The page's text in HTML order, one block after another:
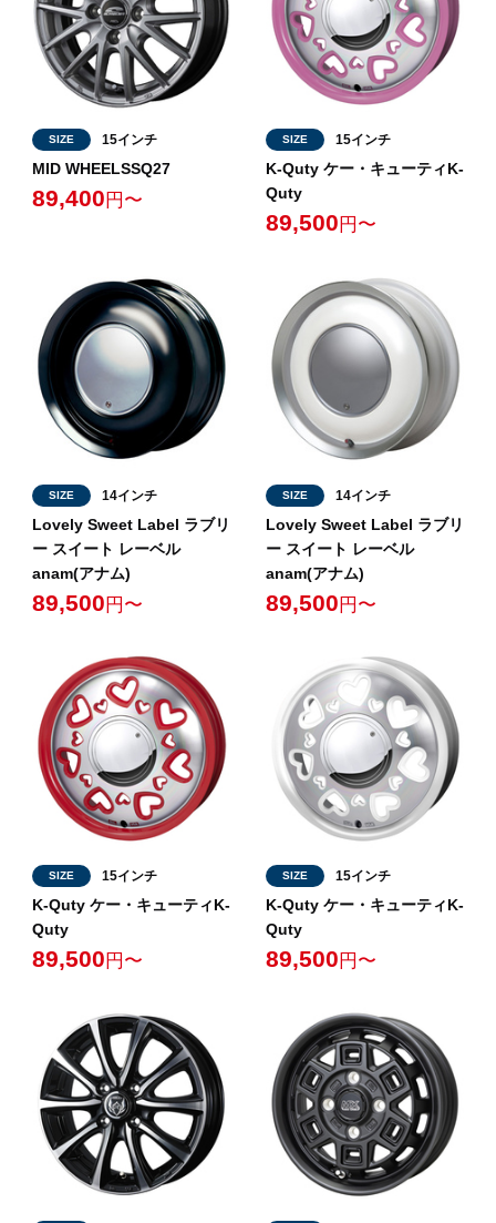
SIZE 15インチ
MID WHEELSSQ27
89,400 円〜
SIZE 15インチ
K-Quty ケー・キューティK-
Quty
89,500 円〜
SIZE 14インチ
Lovely Sweet Label ラブリ
ー スイート レーベル
anam(アナム)
89,500 円〜
SIZE 14インチ
Lovely Sweet Label ラブリ
ー スイート レーベル
anam(アナム)
89,500 円〜
SIZE 15インチ
K-Quty ケー・キューティK-
Quty
89,500 円〜
SIZE 15インチ
K-Quty ケー・キューティK-
Quty
89,500 円〜